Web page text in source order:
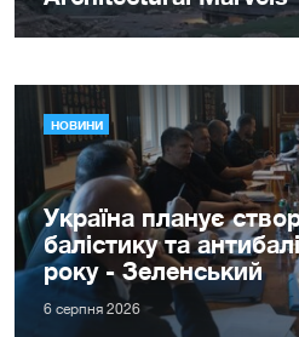
НОВИНИ
Україна планує
балістику та
року - Зеленський
6 серпня 2026